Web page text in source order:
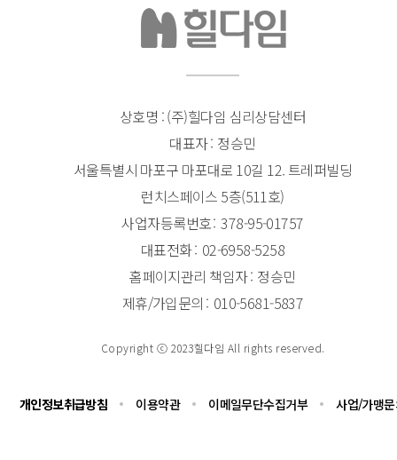
상호명 : (주)힐다임 심리상담센터
대표자 정승민
서울특별시 마포구 마포대로 10길 12. 트레퍼빌딩
런치스페이스 5층(511호)
사업자등록번호 378-95-01757
대표전화 02-6958-5258
홈페이지관리 책임자 정승민
제휴/가입문의 010-5681-5837
Copyright ⓒ 2023힐다임 All rights reserved.
개인정보취급방침 이용약관 이메일무단수집거부 사업/가맹